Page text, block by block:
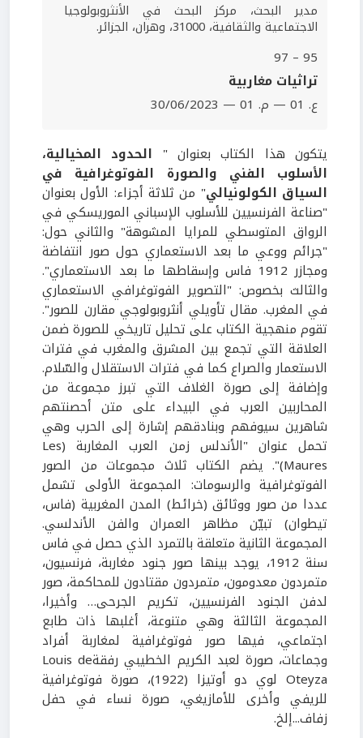
مدير البحث، مركز البحث في الأنثروبولوجيا
الاجتماعية والثقافية، 31000، وهران، الجزائر.
95 – 97
تراثيات مغاربية
ع. 01 — م. 01 — 30/06/2023
يتكون هذا الكتاب بعنوان " الحدود المخيالية،
الأسلوب الفني والصورة الفوتوغرافية في
السياق الكولونيالي" من ثلاثة أجزاء: الأول بعنوان
"صناعة الفرنسيين للأسلوب الإسباني الموريسكي في
الرواق المتوسطي للمرايا المشوهة" والثاني حول:
"جرائم ووعي ما بعد الاستعماري حول صور انتفاضة
ومجازر 1912 فاس وإسقاطها ما بعد الاستعماري".
والثالث بخصوص: "التصوير الفوتوغرافي الاستعماري
في المغرب. مقال تأويلي أنثروبولوجي مقارن للصور".
تقوم منهجية الكتاب على تحليل تاريخي للصورة ضمن
العلاقة التي تجمع بين المشرق والمغرب في فترات
الاستعمار والصراع كما في فترات الاستقلال والسّلام.
وإضافة إلى صورة الغلاف التي تبرز مجموعة من
المحاربين العرب في البيداء على متن أحصنتهم
شاهرين سيوفهم وبنادقهم إشارة إلى الحرب وهي
تحمل عنوان "الأندلس زمن العرب المغاربة (Les
Maures)". يضم الكتاب ثلاث مجموعات من الصور
الفوتوغرافية والرسومات: المجموعة الأولى تشمل
عددا من صور ووثائق (خرائط) المدن المغربية (فاس،
تيطوان) تبيّن مظاهر العمران والفن الأندلسي.
المجموعة الثانية متعلقة بالتمرد الذي حصل في فاس
سنة 1912، يوجد بينها صور جنود مغاربة، فرنسيون،
متمردون معدومون، متمردون مقتادون للمحاكمة، صور
لدفن الجنود الفرنسيين، تكريم الجرحى… وأخيرا،
المجموعة الثالثة وهي متنوعة، أغلبها ذات طابع
اجتماعي، فيها صور فوتوغرافية لمغاربة أفراد
وجماعات، صورة لعبد الكريم الخطيبي رفقةLouis de
Oteyza لوي دو أوتيزا (1922)، صورة فوتوغرافية
للريفي وأخرى للأمازيغي، صورة نساء في حفل
زفاف...إلخ.